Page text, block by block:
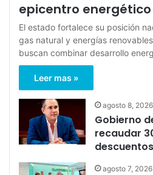
epicentro energético
El estado fortalece su posición
gas natural y energías
buscan combinar desarrollo
Leer mas »
agosto 8, 2026
Gobierno
recaudar
agosto 7, 2026